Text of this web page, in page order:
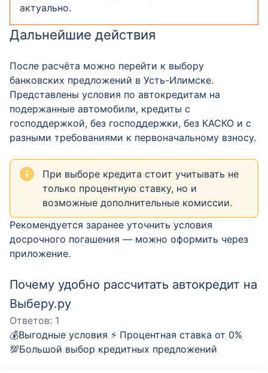
актуально.
Дальнейшие действия
После расчёта можно перейти к выбору
банковских предложений в Усть-Илимске.
Представлены условия по автокредитам на
подержанные автомобили, кредиты с
господдержкой, без господдержки, без КАСКО и с
разными требованиями к первоначальному взносу.
При выборе кредита стоит учитывать не
только процентную ставку, но и
возможные дополнительные комиссии.
Рекомендуется заранее уточнить условия
досрочного погашения — можно оформить через
приложение.
Почему удобно рассчитать автокредит на
Выберу.ру
Ответов: 1
💰Выгодные условия ⚡️ Процентная ставка от 0%
💯Большой выбор кредитных предложений